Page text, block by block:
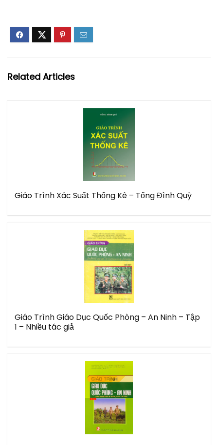
Related Articles
Giáo Trình Xác Suất Thống Kê – Tống Đình Quỳ
Giáo Trình Giáo Dục Quốc Phòng – An Ninh – Tập
1 – Nhiều tác giả